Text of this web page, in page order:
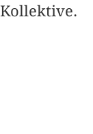
Kollektive.